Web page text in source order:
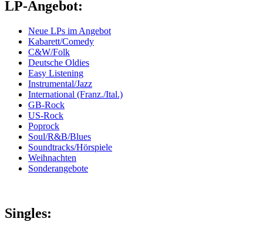
LP-Angebot:
Neue LPs im Angebot
Kabarett/Comedy
C&W/Folk
Deutsche Oldies
Easy Listening
Instrumental/Jazz
International (Franz./Ital.)
GB-Rock
US-Rock
Poprock
Soul/R&B/Blues
Soundtracks/Hörspiele
Weihnachten
Sonderangebote
Singles: